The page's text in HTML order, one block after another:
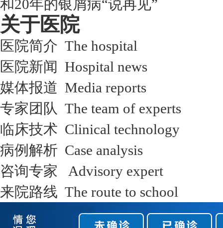
和20年的银屑病“说再见”
关于医院
医院简介 The hospital
医院新闻 Hospital news
媒体报道 Media reports
专家团队 The team of experts
临床技术 Clinical technology
病例解析 Case analysis
咨询专家 Advisory expert
来院路线 The route to school